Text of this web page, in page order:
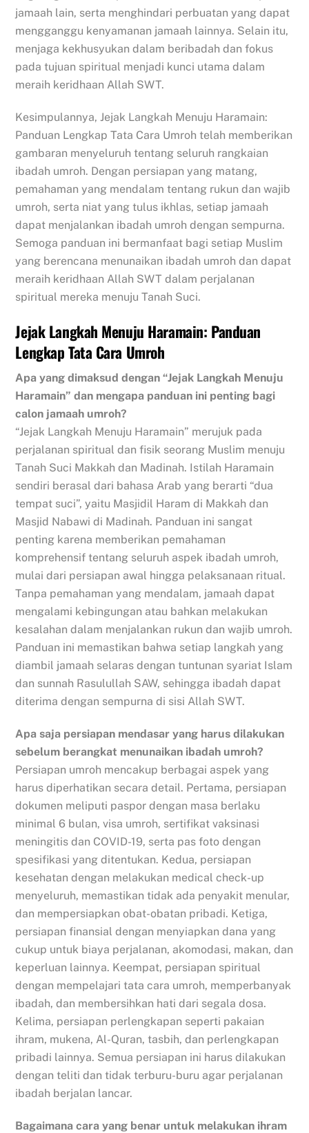
jamaah lain, serta menghindari perbuatan yang dapat
mengganggu kenyamanan jamaah lainnya. Selain itu,
menjaga kekhusyukan dalam beribadah dan fokus
pada tujuan spiritual menjadi kunci utama dalam
meraih keridhaan Allah SWT.
Kesimpulannya, Jejak Langkah Menuju Haramain:
Panduan Lengkap Tata Cara Umroh telah memberikan
gambaran menyeluruh tentang seluruh rangkaian
ibadah umroh. Dengan persiapan yang matang,
pemahaman yang mendalam tentang rukun dan wajib
umroh, serta niat yang tulus ikhlas, setiap jamaah
dapat menjalankan ibadah umroh dengan sempurna.
Semoga panduan ini bermanfaat bagi setiap Muslim
yang berencana menunaikan ibadah umroh dan dapat
meraih keridhaan Allah SWT dalam perjalanan
spiritual mereka menuju Tanah Suci.
Jejak Langkah Menuju Haramain: Panduan
Lengkap Tata Cara Umroh
Apa yang dimaksud dengan “Jejak Langkah Menuju
Haramain” dan mengapa panduan ini penting bagi
calon jamaah umroh?
“Jejak Langkah Menuju Haramain” merujuk pada
perjalanan spiritual dan fisik seorang Muslim menuju
Tanah Suci Makkah dan Madinah. Istilah Haramain
sendiri berasal dari bahasa Arab yang berarti “dua
tempat suci”, yaitu Masjidil Haram di Makkah dan
Masjid Nabawi di Madinah. Panduan ini sangat
penting karena memberikan pemahaman
komprehensif tentang seluruh aspek ibadah umroh,
mulai dari persiapan awal hingga pelaksanaan ritual.
Tanpa pemahaman yang mendalam, jamaah dapat
mengalami kebingungan atau bahkan melakukan
kesalahan dalam menjalankan rukun dan wajib umroh.
Panduan ini memastikan bahwa setiap langkah yang
diambil jamaah selaras dengan tuntunan syariat Islam
dan sunnah Rasulullah SAW, sehingga ibadah dapat
diterima dengan sempurna di sisi Allah SWT.
Apa saja persiapan mendasar yang harus dilakukan
sebelum berangkat menunaikan ibadah umroh?
Persiapan umroh mencakup berbagai aspek yang
harus diperhatikan secara detail. Pertama, persiapan
dokumen meliputi paspor dengan masa berlaku
minimal 6 bulan, visa umroh, sertifikat vaksinasi
meningitis dan COVID-19, serta pas foto dengan
spesifikasi yang ditentukan. Kedua, persiapan
kesehatan dengan melakukan medical check-up
menyeluruh, memastikan tidak ada penyakit menular,
dan mempersiapkan obat-obatan pribadi. Ketiga,
persiapan finansial dengan menyiapkan dana yang
cukup untuk biaya perjalanan, akomodasi, makan, dan
keperluan lainnya. Keempat, persiapan spiritual
dengan mempelajari tata cara umroh, memperbanyak
ibadah, dan membersihkan hati dari segala dosa.
Kelima, persiapan perlengkapan seperti pakaian
ihram, mukena, Al-Quran, tasbih, dan perlengkapan
pribadi lainnya. Semua persiapan ini harus dilakukan
dengan teliti dan tidak terburu-buru agar perjalanan
ibadah berjalan lancar.
Bagaimana cara yang benar untuk melakukan ihram